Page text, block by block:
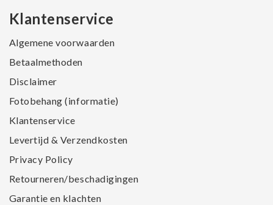
Klantenservice
Algemene voorwaarden
Betaalmethoden
Disclaimer
Fotobehang (informatie)
Klantenservice
Levertijd & Verzendkosten
Privacy Policy
Retourneren/beschadigingen
Garantie en klachten